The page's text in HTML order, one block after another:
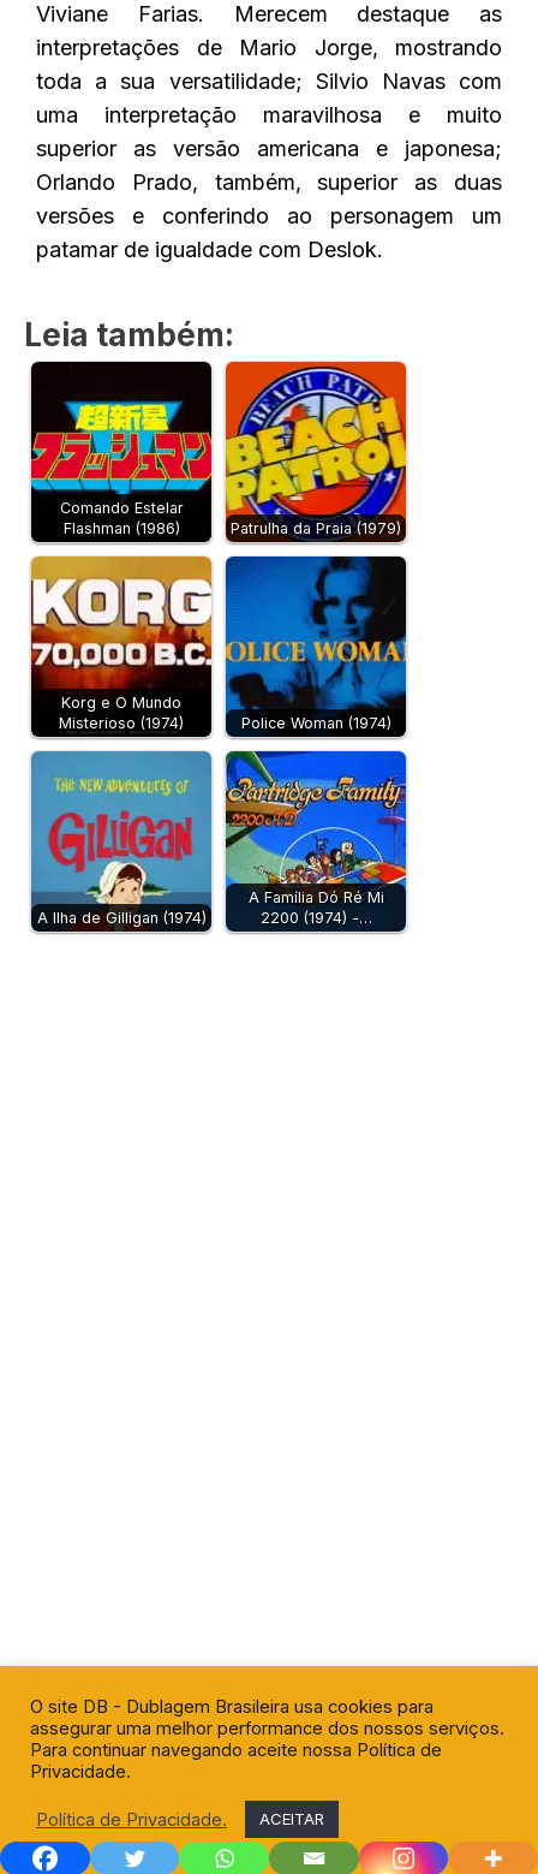
Viviane Farias. Merecem destaque as
interpretações de Mario Jorge, mostrando
toda a sua versatilidade; Silvio Navas com
uma interpretação maravilhosa e muito
superior as versão americana e japonesa;
Orlando Prado, também, superior as duas
versões e conferindo ao personagem um
patamar de igualdade com Deslok.
Leia também:
Comando Estelar
Flashman (1986)
Patrulha da Praia (1979)
Korg e O Mundo
Misterioso (1974)
Police Woman (1974)
A Ilha de Gilligan (1974)
A Família Dó Ré Mi
2200 (1974) -…
O site DB - Dublagem Brasileira usa cookies para
assegurar uma melhor performance dos nossos serviços.
Para continuar navegando aceite nossa Política de
Privacidade.
Política de Privacidade. ACEITAR